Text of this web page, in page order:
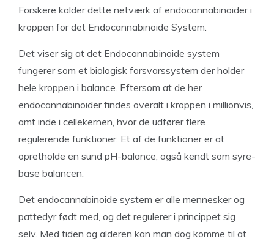
Forskere kalder dette netværk af endocannabinoider i
kroppen for det Endocannabinoide System.
Det viser sig at det Endocannabinoide system
fungerer som et biologisk forsvarssystem der holder
hele kroppen i balance. Eftersom at de her
endocannabinoider findes overalt i kroppen i millionvis,
amt inde i cellekernen, hvor de udfører flere
regulerende funktioner. Et af de funktioner er at
opretholde en sund pH-balance, også kendt som syre-
base balancen.
Det endocannabinoide system er alle mennesker og
pattedyr født med, og det regulerer i princippet sig
selv. Med tiden og alderen kan man dog komme til at